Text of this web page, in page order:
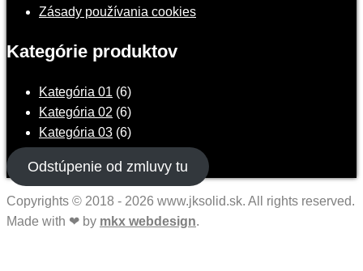
Zásady používania cookies
Kategórie produktov
Kategória 01 (6)
Kategória 02 (6)
Kategória 03 (6)
Odstúpenie od zmluvy tu
Copyrights © 2018 - 2026 www.jksolid.sk. All rights reserved.
Made with ❤ by mkx webdesign.